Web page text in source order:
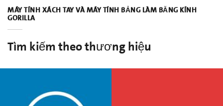
MÁY TÍNH XÁCH TAY VÀ MÁY TÍNH BẢNG LÀM BẰNG KÍNH
GORILLA
Tìm kiếm theo thương hiệu